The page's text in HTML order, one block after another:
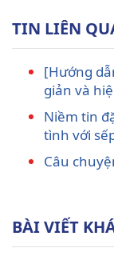
TIN LIÊN
[Hướng
giản và
Niềm tin
tình với
Câu
BÀI VIẾT